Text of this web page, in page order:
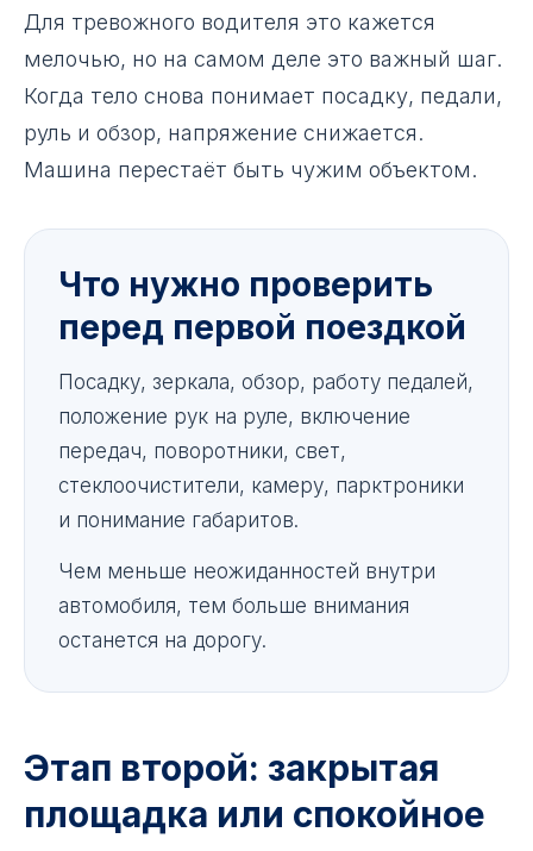
Для тревожного водителя это кажется
мелочью, но на самом деле это важный шаг.
Когда тело снова понимает посадку, педали,
руль и обзор, напряжение снижается.
Машина перестаёт быть чужим объектом.
Что нужно проверить
перед первой поездкой
Посадку, зеркала, обзор, работу педалей,
положение рук на руле, включение
передач, поворотники, свет,
стеклоочистители, камеру, парктроники
и понимание габаритов.
Чем меньше неожиданностей внутри
автомобиля, тем больше внимания
останется на дорогу.
Этап второй: закрытая
площадка или спокойное